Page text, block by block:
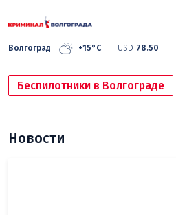
Волгоград +15°C USD 78.50
Беспилотники в Волгограде
Новости